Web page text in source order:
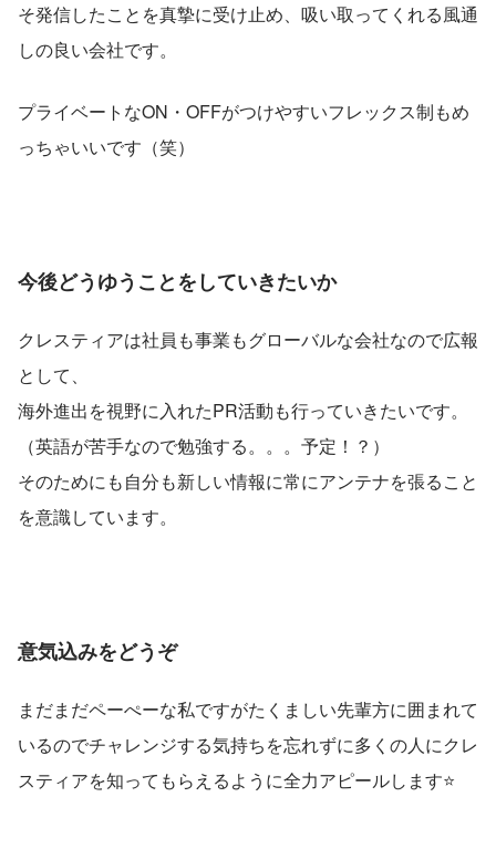
そ発信したことを真摯に受け止め、吸い取ってくれる風通
しの良い会社です。
プライベートなON・OFFがつけやすいフレックス制もめ
っちゃいいです（笑）
今後どうゆうことをしていきたいか
クレスティアは社員も事業もグローバルな会社なので広報
として、
海外進出を視野に入れたPR活動も行っていきたいです。
（英語が苦手なので勉強する。。。予定！？）
そのためにも自分も新しい情報に常にアンテナを張ること
を意識しています。
意気込みをどうぞ
まだまだペーぺーな私ですがたくましい先輩方に囲まれて
いるのでチャレンジする気持ちを忘れずに多くの人にクレ
スティアを知ってもらえるように全力アピールします⭐